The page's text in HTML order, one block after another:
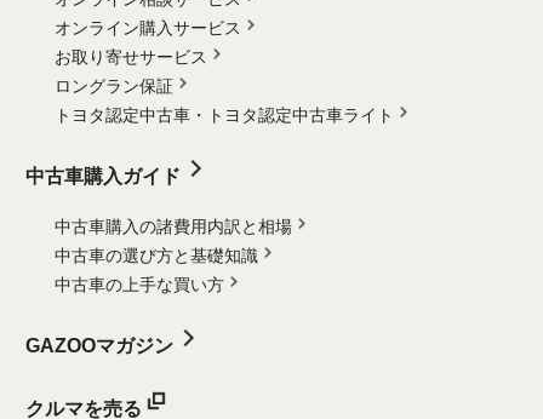
オンライン購入サービス
お取り寄せサービス
ロングラン保証
トヨタ認定中古車・
トヨタ認定中古車ライト
中古車購入ガイド
中古車購入の諸費用内訳と相場
中古車の選び方と基礎知識
中古車の上手な買い方
GAZOOマガジン
クルマを売る